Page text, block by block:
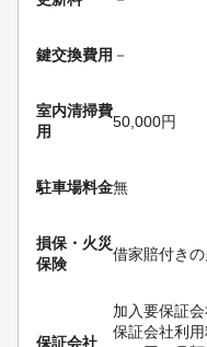
鍵交換費用 －
室内清掃費
用
50,000円
駐車場料金無
損保・ 火災
保険
借家賠付きの
保証会社
加入要保証
保証会社利